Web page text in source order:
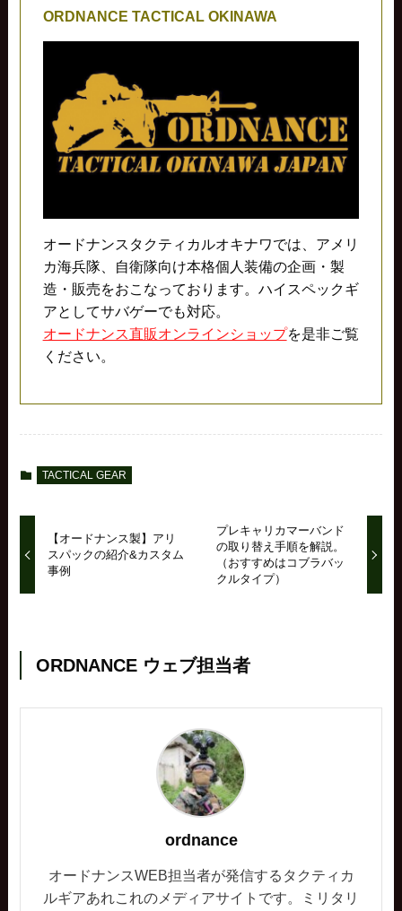
ORDNANCE TACTICAL OKINAWA
オードナンスタクティカルオキナワでは、アメリ
カ海兵隊、自衛隊向け本格個人装備の企画・製
造・販売をおこなっております。ハイスペックギ
アとしてサバゲーでも対応。
オードナンス直販オンラインショップを是非ご覧
ください。
TACTICAL GEAR
【オードナンス製】アリ
スパックの紹介&カスタム
事例
プレキャリカマーバンド
の取り替え手順を解説。
（おすすめはコブラバッ
クルタイプ）
ORDNANCE ウェブ担当者
ordnance
オードナンスWEB担当者が発信するタクティカ
ルギアあれこれのメディアサイトです。ミリタリ